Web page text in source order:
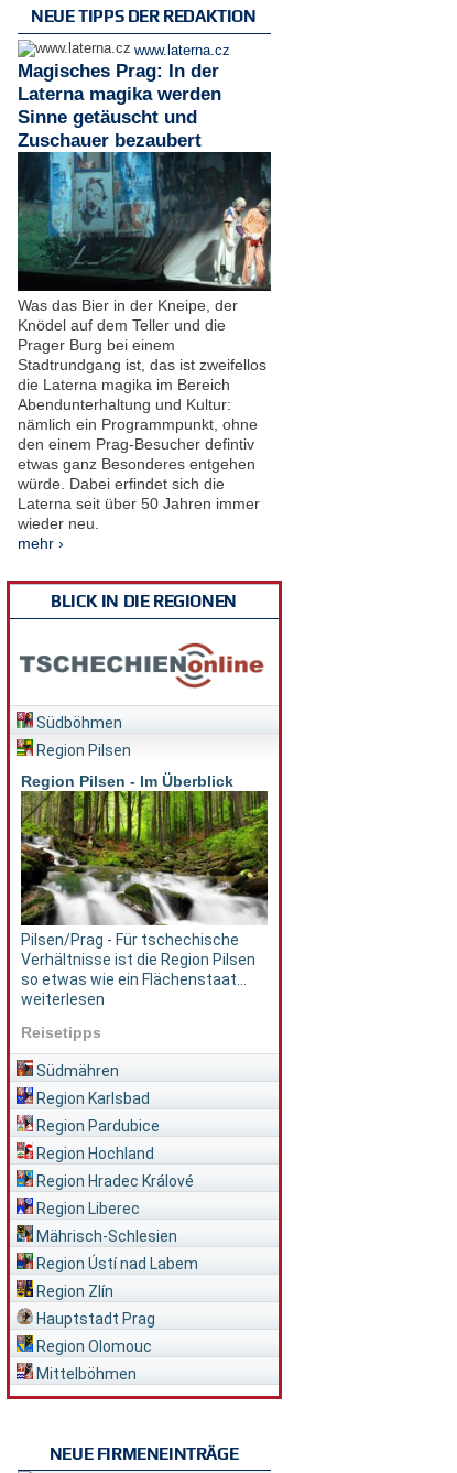
NEUE TIPPS DER REDAKTION
www.laterna.cz
Magisches Prag: In der
Laterna magika werden
Sinne getäuscht und
Zuschauer bezaubert
Was das Bier in der Kneipe, der
Knödel auf dem Teller und die
Prager Burg bei einem
Stadtrundgang ist, das ist zweifellos
die Laterna magika im Bereich
Abendunterhaltung und Kultur:
nämlich ein Programmpunkt, ohne
den einem Prag-Besucher defintiv
etwas ganz Besonderes entgehen
würde. Dabei erfindet sich die
Laterna seit über 50 Jahren immer
wieder neu.
mehr ›
BLICK IN DIE REGIONEN
Südböhmen
Region Pilsen
Region Pilsen - Im Überblick
Pilsen/Prag - Für tschechische
Verhältnisse ist die Region Pilsen
so etwas wie ein Flächenstaat...
weiterlesen
Reisetipps
Südmähren
Region Karlsbad
Region Pardubice
Region Hochland
Region Hradec Králové
Region Liberec
Mährisch-Schlesien
Region Ústí nad Labem
Region Zlín
Hauptstadt Prag
Region Olomouc
Mittelböhmen
NEUE FIRMENEINTRÄGE